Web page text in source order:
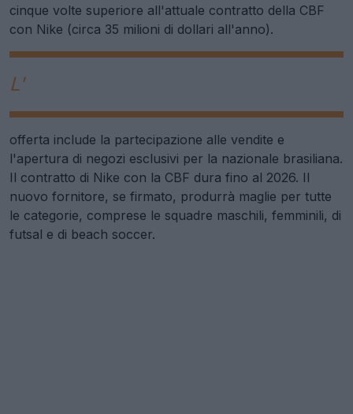
cinque volte superiore all'attuale contratto della CBF
con Nike (circa 35 milioni di dollari all'anno).
L'
offerta include la partecipazione alle vendite e
l'apertura di negozi esclusivi per la nazionale brasiliana.
Il contratto di Nike con la CBF dura fino al 2026. Il
nuovo fornitore, se firmato, produrrà maglie per tutte
le categorie, comprese le squadre maschili, femminili, di
futsal e di beach soccer.